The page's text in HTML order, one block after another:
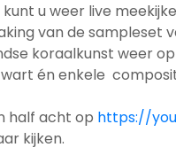
kunt u weer live
van de sampleset
koraalkunst weer
én enkele
half acht op https://
kijken.